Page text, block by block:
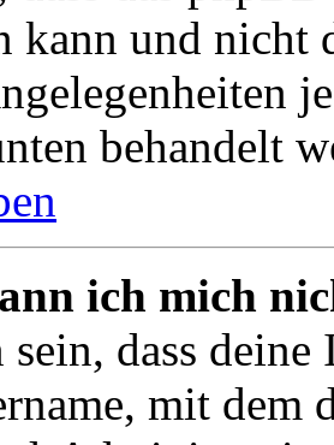
kann und nicht
behandelt
ich mich
sein, dass
mit dem